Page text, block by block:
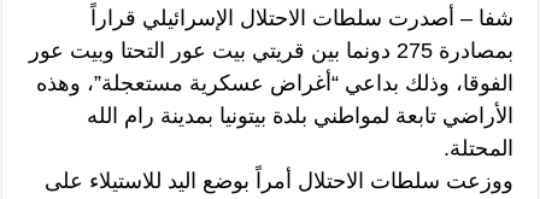
شفا – أصدرت سلطات الاحتلال الإسرائيلي قراراً
بمصادرة 275 دونما بين قريتي بيت عور التحتا وبيت عور
الفوقا، وذلك بداعي “أغراض عسكرية مستعجلة”، وهذه
الأراضي تابعة لمواطني بلدة بيتونيا بمدينة رام الله
المحتلة.
ووزعت سلطات الاحتلال أمراً بوضع اليد للاستيلاء على